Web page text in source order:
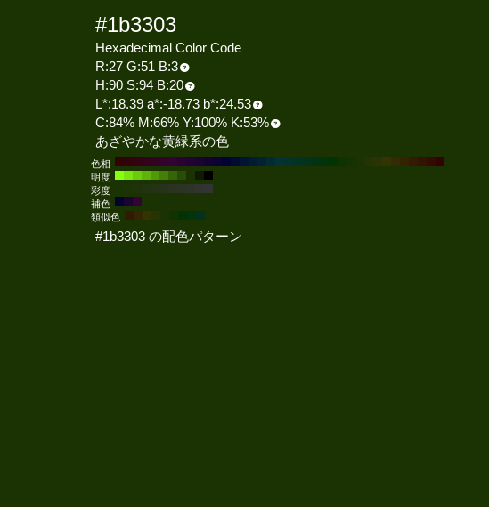
#1b3303
Hexadecimal Color Code
R:27 G:51 B:3
H:90 S:94 B:20
L*:18.39 a*:-18.73 b*:24.53
C:84% M:66% Y:100% K:53%
あざやかな黄緑系の色
色相
明度
彩度
補色
類似色
#1b3303 の配色パターン